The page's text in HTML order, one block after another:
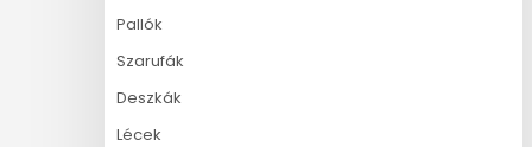
Pallók
Szarufák
Deszkák
Lécek